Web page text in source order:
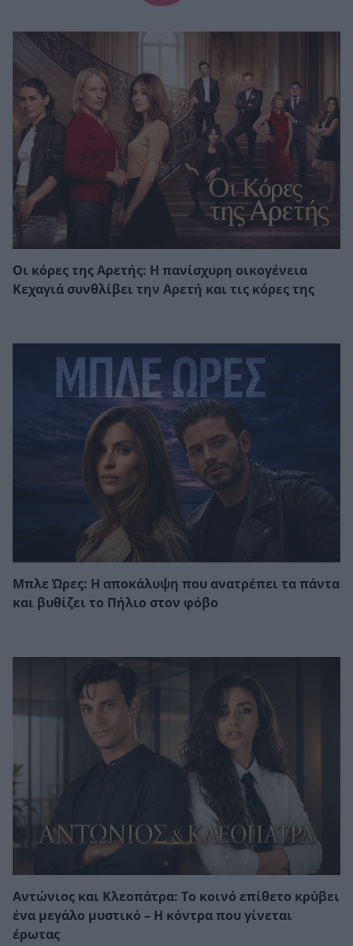
Οι κόρες της Αρετής: Η πανίσχυρη οικογένεια
Κεχαγιά συνθλίβει την Αρετή και τις κόρες της
Μπλε Ώρες: Η αποκάλυψη που ανατρέπει τα πάντα
και βυθίζει το Πήλιο στον φόβο
Αντώνιος και Κλεοπάτρα: Το κοινό επίθετο κρύβει
ένα μεγάλο μυστικό – Η κόντρα που γίνεται
έρωτας